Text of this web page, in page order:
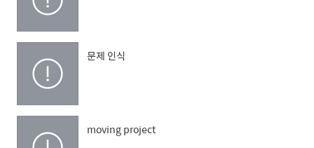
문제 인식
moving project